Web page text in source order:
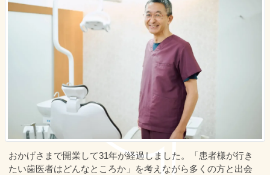
おかげさまで開業して31年が経過しました。「患者様が行き
たい歯医者はどんなところか」を考えながら多くの方と出会